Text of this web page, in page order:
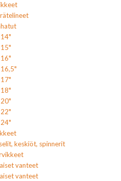
keskiöt, spinnerit
vanteet
vanteet